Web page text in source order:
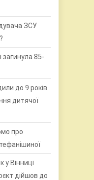
ЗСУ
загинула 85-
до 9 років
дитячої
про
у Вінниці
дійшов до